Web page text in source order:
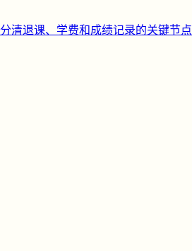
分清退课、学费和成绩记录的关键节点